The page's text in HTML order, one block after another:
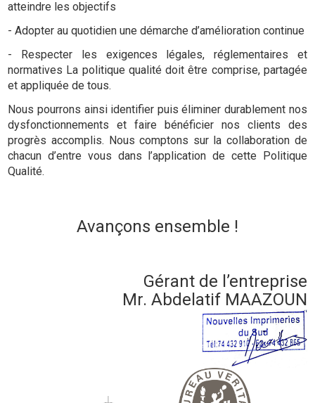
atteindre les objectifs
- Adopter au quotidien une démarche d’amélioration continue
- Respecter les exigences légales, réglementaires et
normatives La politique qualité doit être comprise, partagée
et appliquée de tous.
Nous pourrons ainsi identifier puis éliminer durablement nos
dysfonctionnements et faire bénéficier nos clients des
progrès accomplis. Nous comptons sur la collaboration de
chacun d’entre vous dans l’application de cette Politique
Qualité.
Avançons ensemble !
Gérant de l’entreprise
Mr. Abdelatif MAAZOUN